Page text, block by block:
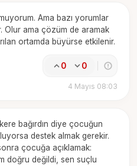
Ama bazı yorumlar
Olur ama çözüm de aramak
ortamda büyürse etkilenir.
0 0
4 Mayıs 08:03
bağırdın diye çocuğun
destek almak gerekir.
çocuğa açıklamak:
doğru değildi, sen suçlu